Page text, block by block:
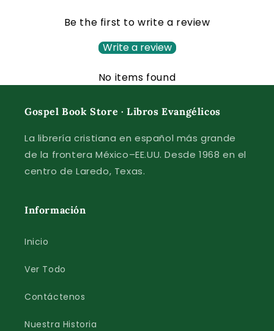
Be the first to write a review
Write a review
No items found
Gospel Book Store · Libros Evangélicos
La librería cristiana en español más grande
de la frontera México–EE.UU. Desde 1968 en el
centro de Laredo, Texas.
Información
Inicio
Ver Todo
Contáctenos
Nuestra Historia